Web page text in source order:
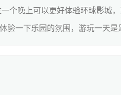
个晚上可以更好体验环球影城
验一下乐园的氛围，游玩一天是